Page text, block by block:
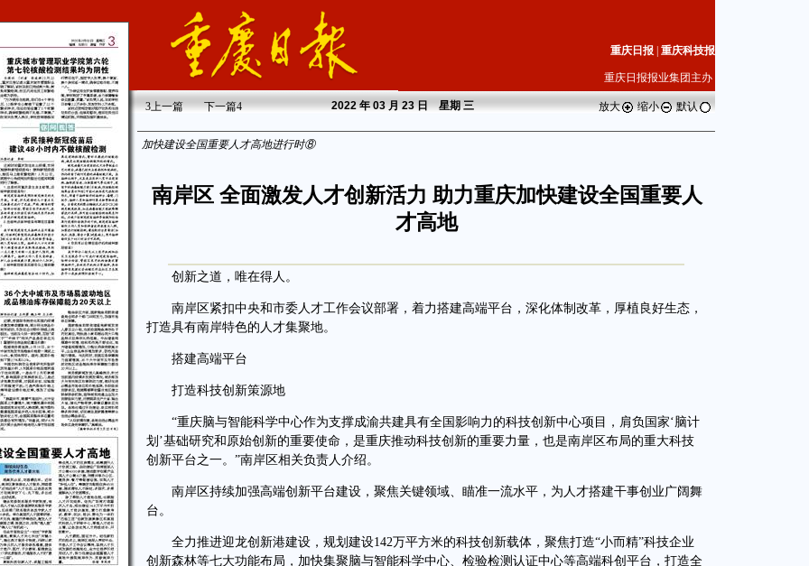
重庆日报 重庆科技报
重庆日报报业集团主办
3上一篇 下一篇4 2022年 03 月 23 日 星期三 放大 缩小 默认
加快建设全国重要人才高地进行时⑧
南岸区 全面激发人才创新活力 助力重庆加快建设全国重要人
才高地
创新之道，唯在得人。
南岸区紧扣中央和市委人才工作会议部署，着力搭建高端平台，深化体制改革，厚植良好生态，
打造具有南岸特色的人才集聚地。
搭建高端平台
打造科技创新策源地
“重庆脑与智能科学中心作为支撑成渝共建具有全国影响力的科技创新中心项目，肩负国家‘脑计
划’基础研究和原始创新的重要使命，是重庆推动科技创新的重要力量，也是南岸区布局的重大科技
创新平台之一。”南岸区相关负责人介绍。
南岸区持续加强高端创新平台建设，聚焦关键领域、瞄准一流水平，为人才搭建干事创业广阔舞
台。
全力推进迎龙创新港建设，规划建设142万平方米的科技创新载体，聚焦打造“小而精”科技企业
创新森林等七大功能布局，加快集聚脑与智能科学中心、检验检测认证中心等高端科创平台，打造全